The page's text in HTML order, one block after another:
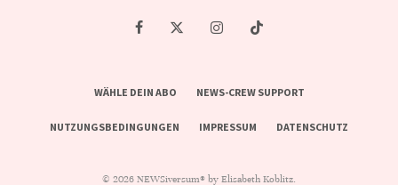
WÄHLE DEIN ABO NEWS-CREW SUPPORT
NUTZUNGSBEDINGUNGEN IMPRESSUM DATENSCHUTZ
© 2026 NEWSiversum® by Elisabeth Koblitz.